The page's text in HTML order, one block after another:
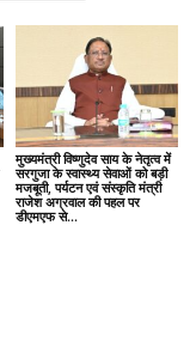
मुख्यमंत्री विष्णुदेव साय के नेतृत्व में
सरगुजा के स्वास्थ्य सेवाओं को बड़ी
मजबूती, पर्यटन एवं संस्कृति मंत्री
राजेश अग्रवाल की पहल पर
डीएमएफ से...